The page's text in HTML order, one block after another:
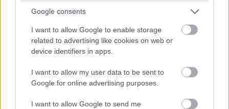
Google consents
I want to allow Google to enable storage
related to advertising like cookies on web or
device identifiers in apps.
I want to allow my user data to be sent to
Google for online advertising purposes.
I want to allow Google to send me
lepel, ahova TIE vadászok egész sora érkezik. Az első
látásra aszteroidának tűnő jégvilágot jobban szemügyre
véve kitűnik, miszerint egy űrkikötő is található itt, ami